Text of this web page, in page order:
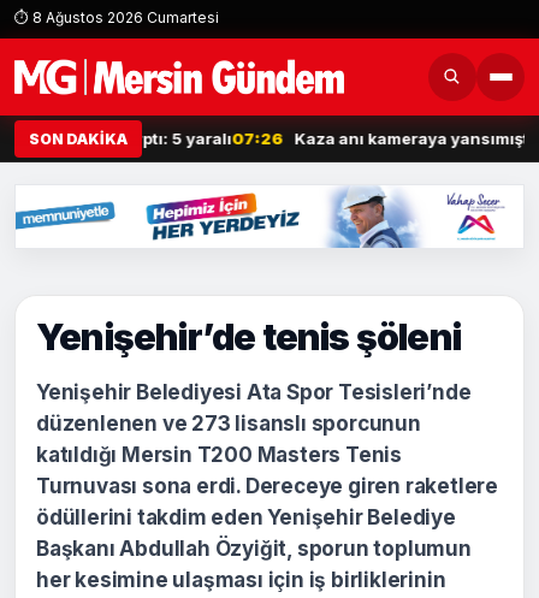
⏱ 8 Ağustos 2026 Cumartesi
SON DAKİKA
araca çarptı: 5 yaralı07:26 Kaza anı kameraya yansımıştı:
Yenişehir’de tenis şöleni
Yenişehir Belediyesi Ata Spor Tesisleri’nde
düzenlenen ve 273 lisanslı sporcunun
katıldığı Mersin T200 Masters Tenis
Turnuvası sona erdi. Dereceye giren raketlere
ödüllerini takdim eden Yenişehir Belediye
Başkanı Abdullah Özyiğit, sporun toplumun
her kesimine ulaşması için iş birliklerinin